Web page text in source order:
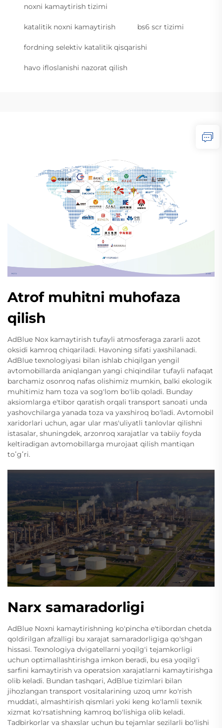
noxni kamaytirish tizimi
katalitik noxni kamaytirish bs6 scr tizimi
fordning selektiv katalitik qisqarishi
havo ifloslanishi nazorat qilish
Atrof muhitni muhofaza
qilish
AdBlue Nox kamaytirish tufayli atmosferaga zararli azot
oksidi kamroq chiqariladi. Havoning sifati yaxshilanadi.
AdBlue texnologiyasi bilan ishlab chiqilgan yengil
avtomobillarda aniqlangan yangi chiqindilar tufayli nafaqat
barchamiz osonroq nafas olishimiz mumkin, balki ekologik
muhitimiz ham toza va sog'lom bo'lib qoladi. Bunday
aksiomlarga e'tibor qaratish orqali transport sanoati unda
yashovchilarga yanada toza va yaxshiroq bo'ladi. Avtomobil
xaridorlari uchun, agar ular mas'uliyatli tanlovlar qilishni
istasalar, shuningdek, arzonroq xarajatlar va tabiiy foyda
keltiradigan avtomobillarga murojaat qilish mantiqan
toʻgʻri.
Narx samaradorligi
AdBlue Noxni kamaytirishning ko'pincha e'tibordan chetda
qoldirilgan afzalligi bu xarajat samaradorligiga qo'shgan
hissasi. Texnologiya dvigatellarni yoqilg'i tejamkorligi
uchun optimallashtirishga imkon beradi, bu esa yoqilg'i
sarfini kamaytirish va operatsion xarajatlarni kamaytirishga
olib keladi. Bundan tashqari, AdBlue tizimlari bilan
jihozlangan transport vositalarining uzoq umr ko'rish
muddati, almashtirish qismlari yoki keng ko'lamli texnik
xizmat ko'rsatishning kamroq bo'lishiga olib keladi.
Tadbirkorlar va shaxslar uchun bu tejamlar sezilarli bo'lishi